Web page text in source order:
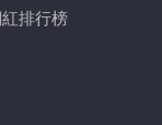
排行榜